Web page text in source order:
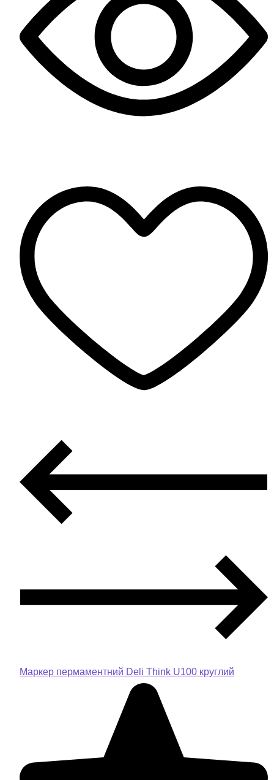
Маркер пермаментний Deli Think U100 круглий